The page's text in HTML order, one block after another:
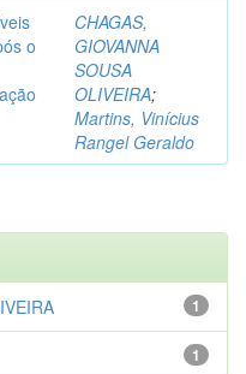
o
CHAGAS,
GIOVANNA
SOUSA
OLIVEIRA;
Martins, Vinícius
Rangel Geraldo
1
1